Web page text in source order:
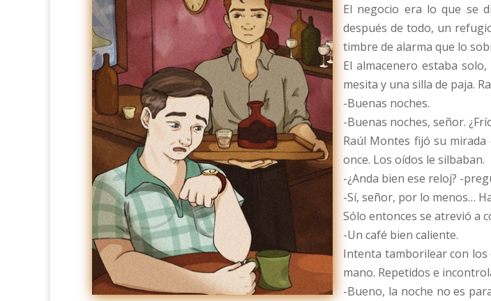
El negocio era lo que se
después de todo, un
timbre de alarma que lo
El almacenero estaba
mesita y una silla de paja.
-Buenas noches.
-Buenas noches, señor.
Raúl Montes fijó su
once. Los oídos le silbaban.
-¿Anda bien ese reloj? -
-Sí, señor, por lo menos…
Sólo entonces se atrevió a
-Un café bien caliente.
Intenta tamborilear con los
mano. Repetidos e
-Bueno, la noche no es